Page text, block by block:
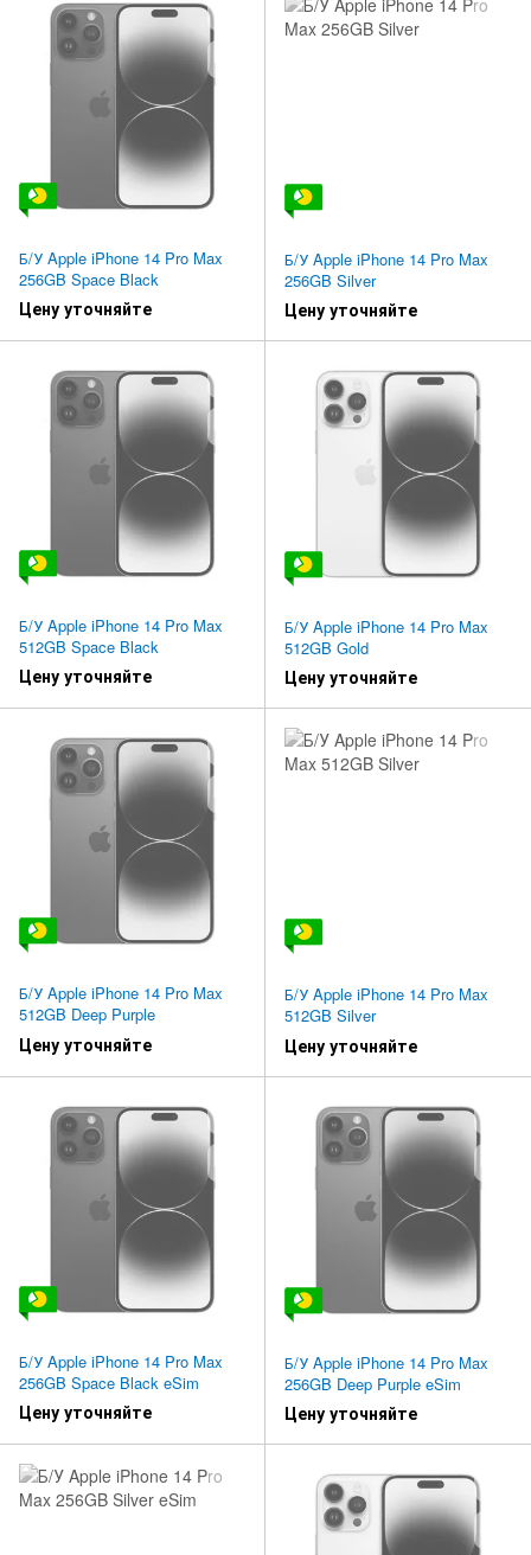
Б/У Apple iPhone 14 Pro Max
256GB Space Black
Цену уточняйте
Б/У Apple iPhone 14 Pro Max
256GB Silver
Цену уточняйте
Б/У Apple iPhone 14 Pro Max
512GB Space Black
Цену уточняйте
Б/У Apple iPhone 14 Pro Max
512GB Gold
Цену уточняйте
Б/У Apple iPhone 14 Pro Max
512GB Deep Purple
Цену уточняйте
Б/У Apple iPhone 14 Pro Max
512GB Silver
Цену уточняйте
Б/У Apple iPhone 14 Pro Max
256GB Space Black eSim
Цену уточняйте
Б/У Apple iPhone 14 Pro Max
256GB Deep Purple eSim
Цену уточняйте